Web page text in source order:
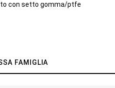
con setto gomma/ptfe
FAMIGLIA